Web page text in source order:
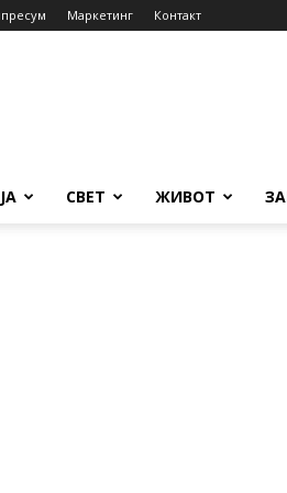
Маркетинг Контакт
СВЕТ ЖИВОТ